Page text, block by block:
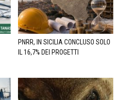
PNRR, IN SICILIA CONCLUSO SOLO
IL 16,7% DEI PROGETTI